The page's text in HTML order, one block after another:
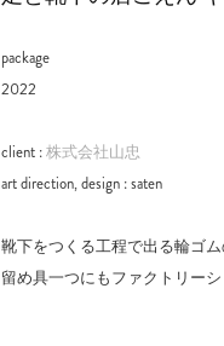
package
2022
client :株式会社山忠
art direction, design : saten
靴下をつくる工程で出る輪ゴ
留め具一つにもファクトリー